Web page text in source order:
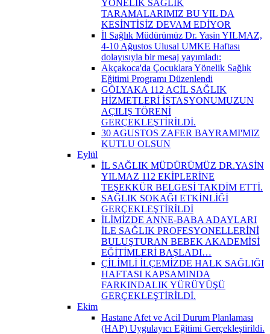
YÖNELİK SAĞLIK
TARAMALARIMIZ BU YIL DA
KESİNTİSİZ DEVAM EDİYOR
İl Sağlık Müdürümüz Dr. Yasin YILMAZ,
4-10 Ağustos Ulusal UMKE Haftası
dolayısıyla bir mesaj yayımladı:
Akçakoca'da Çocuklara Yönelik Sağlık
Eğitimi Programı Düzenlendi
GÖLYAKA 112 ACİL SAĞLIK
HİZMETLERİ İSTASYONUMUZUN
AÇILIŞ TÖRENİ
GERÇEKLEŞTİRİLDİ.
30 AGUSTOS ZAFER BAYRAMI'MIZ
KUTLU OLSUN
Eylül
İL SAĞLIK MÜDÜRÜMÜZ DR.YASİN
YILMAZ 112 EKİPLERİNE
TEŞEKKÜR BELGESİ TAKDİM ETTİ.
SAĞLIK SOKAĞI ETKİNLİĞİ
GERÇEKLEŞTİRİLDİ
İLİMİZDE ANNE-BABA ADAYLARI
İLE SAĞLIK PROFESYONELLERİNİ
BULUŞTURAN BEBEK AKADEMİSİ
EĞİTİMLERİ BAŞLADI…
ÇİLİMLİ İLÇEMİZDE HALK SAĞLIĞI
HAFTASI KAPSAMINDA
FARKINDALIK YÜRÜYÜŞÜ
GERÇEKLEŞTİRİLDİ.
Ekim
Hastane Afet ve Acil Durum Planlaması
(HAP) Uygulayıcı Eğitimi Gerçekleştirildi.